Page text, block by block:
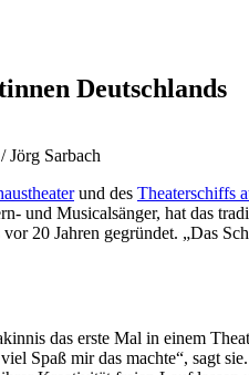
Deutschlands
Sarbach
und des Theaterschiffs
und Musicalsänger, hat das
20 Jahren gegründet. „Das
das erste Mal in einem
Spaß mir das machte“, sagt